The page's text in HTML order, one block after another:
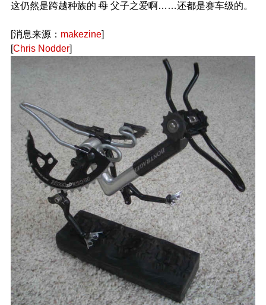
这仍然是跨越种族的母父子之爱啊……还都是赛车级的。
[消息来源： makezine]
[Chris Nodder]